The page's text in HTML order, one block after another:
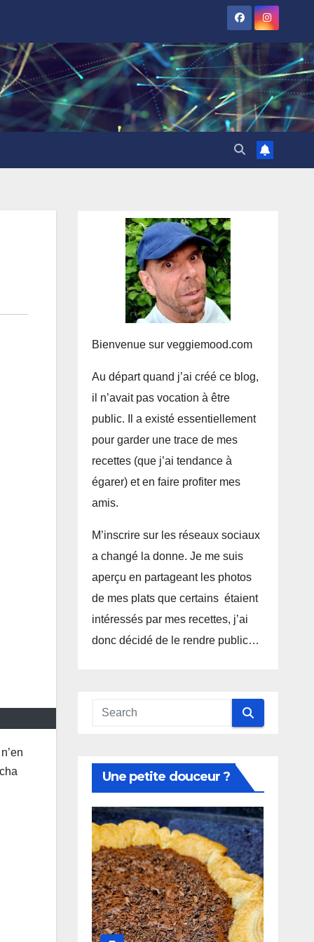
Bienvenue sur veggiemood.com
Au départ quand j’ai créé ce blog,
il n’avait pas vocation à être
public. Il a existé essentiellement
pour garder une trace de mes
recettes (que j’ai tendance à
égarer) et en faire profiter mes
amis.
M’inscrire sur les réseaux sociaux
a changé la donne. Je me suis
aperçu en partageant les photos
de mes plats que certains étaient
intéressés par mes recettes, j’ai
donc décidé de le rendre public…
Une petite douceur ?